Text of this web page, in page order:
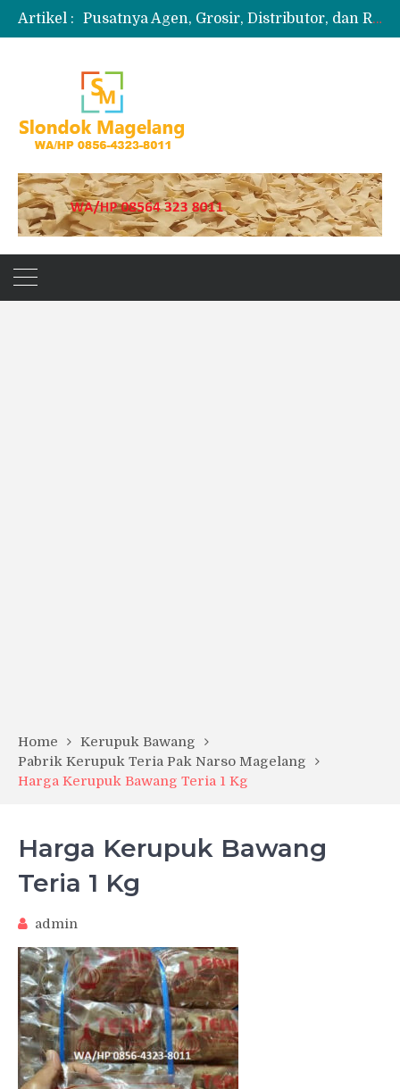
Artikel :
Pusatnya Agen, Grosir, Distributor, dan Reseller Puyur Koin
Produksi Slondok
Jual Puyur Koin Mentah 1 Ball 5 kg
Home
Kerupuk Bawang
Pabrik Kerupuk Teria Pak Narso Magelang
Harga Kerupuk Bawang Teria 1 Kg
Harga Kerupuk Bawang
Teria 1 Kg
admin